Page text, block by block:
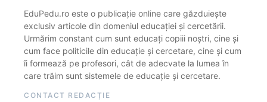
EduPedu.ro este o publicație online care găzduiește
exclusiv articole din domeniul educației și cercetării.
Urmărim constant cum sunt educați copiii noștri, cine și
cum face politicile din educație și cercetare, cine și cum
îi formează pe profesori, cât de adecvate la lumea în
care trăim sunt sistemele de educație și cercetare.
CONTACT REDACȚIE